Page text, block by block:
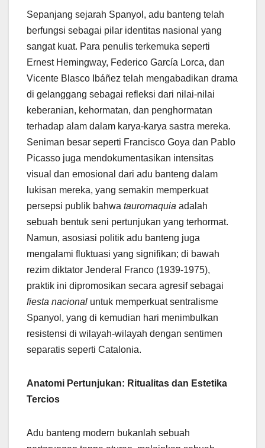
Sepanjang sejarah Spanyol, adu banteng telah
berfungsi sebagai pilar identitas nasional yang
sangat kuat. Para penulis terkemuka seperti
Ernest Hemingway, Federico García Lorca, dan
Vicente Blasco Ibáñez telah mengabadikan drama
di gelanggang sebagai refleksi dari nilai-nilai
keberanian, kehormatan, dan penghormatan
terhadap alam dalam karya-karya sastra mereka.
Seniman besar seperti Francisco Goya dan Pablo
Picasso juga mendokumentasikan intensitas
visual dan emosional dari adu banteng dalam
lukisan mereka, yang semakin memperkuat
persepsi publik bahwa tauromaquia adalah
sebuah bentuk seni pertunjukan yang terhormat.
Namun, asosiasi politik adu banteng juga
mengalami fluktuasi yang signifikan; di bawah
rezim diktator Jenderal Franco (1939-1975),
praktik ini dipromosikan secara agresif sebagai
fiesta nacional untuk memperkuat sentralisme
Spanyol, yang di kemudian hari menimbulkan
resistensi di wilayah-wilayah dengan sentimen
separatis seperti Catalonia.
Anatomi Pertunjukan: Ritualitas dan Estetika
Tercios
Adu banteng modern bukanlah sebuah